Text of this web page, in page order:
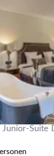
Junior-Suite